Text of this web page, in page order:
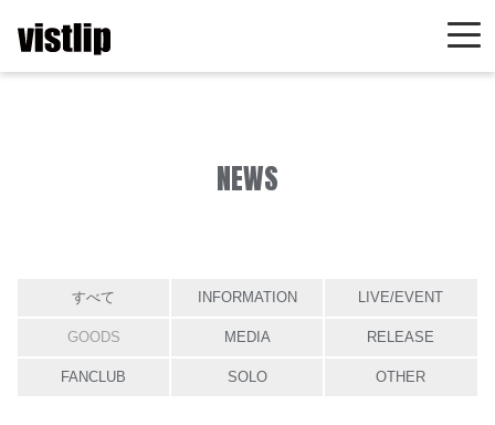
NEWS
すべて INFORMATION LIVE/EVENT
GOODS MEDIA RELEASE
FANCLUB SOLO OTHER